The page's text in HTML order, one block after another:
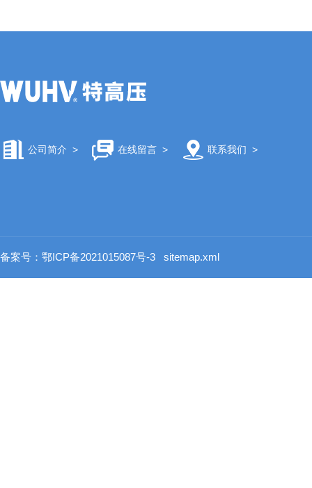
公司简介 > 在线留言> 联系我们 >
备案号：鄂ICP备2021015087号-3 sitemap.xml